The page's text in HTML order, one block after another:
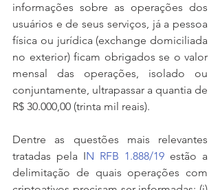
informações sobre as operações dos
usuários e de seus serviços, já a pessoa
física ou jurídica (exchange domiciliada
no exterior) ficam obrigados se o valor
mensal das operações, isolado ou
conjuntamente, ultrapassar a quantia de
R$ 30.000,00 (trinta mil reais).
Dentre as questões mais relevantes
tratadas pela IN RFB 1.888/19 estão a
delimitação de quais operações com